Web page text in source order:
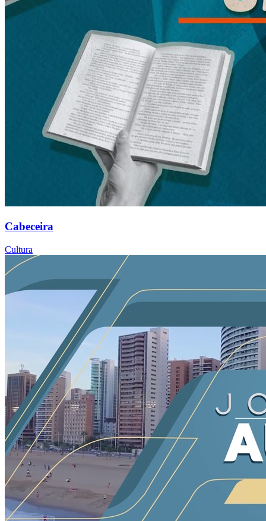
Cabeceira
Cultura